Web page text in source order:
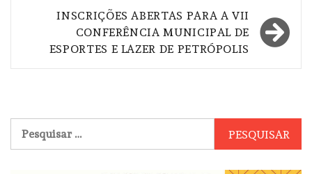
INSCRIÇÕES ABERTAS PARA A VII
CONFERÊNCIA MUNICIPAL DE
ESPORTES E LAZER DE PETRÓPOLIS
por: